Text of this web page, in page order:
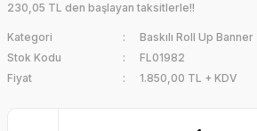
230,05 TL den başlayan taksitlerle!!
Kategori
Baskılı Roll Up Banner
Stok Kodu
FL01982
Fiyat
1.850,00 TL + KDV